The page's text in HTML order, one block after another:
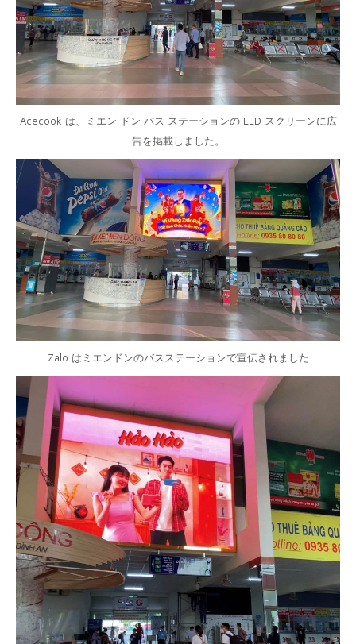
Acecook は、ミエン ドン バス ステーションの LED スクリーンに広
告を掲載しました。
Zalo はミエンドンのバスステーションで宣伝されました